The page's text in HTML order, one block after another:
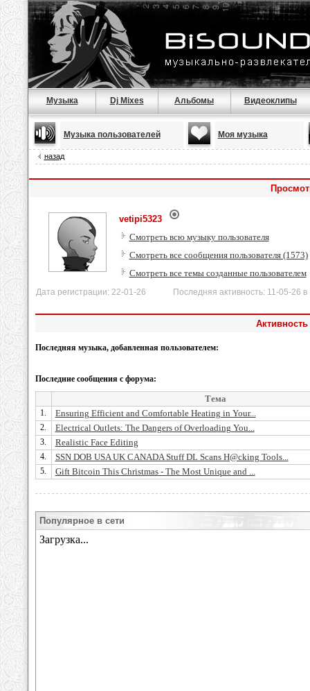
Музыка Dj Mixes Альбомы Видеоклипы
Музыка пользователей Моя музыка
назад
vetipi5323
Смотреть всю музыку пользователя
Смотреть все сообщения пользователя (1573)
Смотреть все темы созданные пользователем
Дата регистрации: 22-01-26 Последняя активность: 11-05-26 в
Последняя музыка, добавленная пользователем:
Последние сообщения с форума:
Тема
1. Ensuring Efficient and Comfortable Heating in Your...
2. Electrical Outlets: The Dangers of Overloading You...
3. Realistic Face Editing
4. SSN DOB USA UK CANADA Stuff DL Scans H@cking Tools...
5. Gift Bitcoin This Christmas - The Most Unique and ...
Популярное в сети